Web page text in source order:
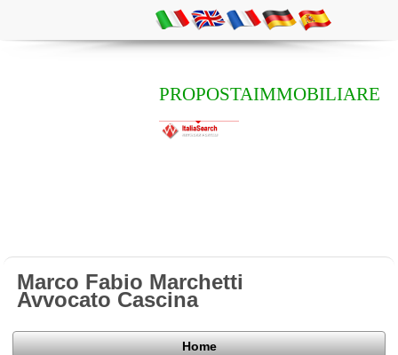
PROPOSTAIMMOBILIARE
Marco Fabio Marchetti
Avvocato Cascina
Home